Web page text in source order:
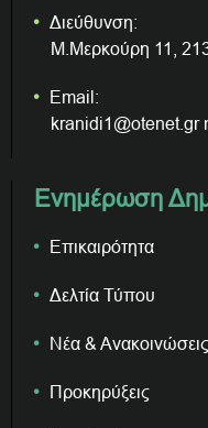
Διεύθυνση:
Μ.Μερκούρη 11,
Email:
kranidi1@otenet.gr
Ενημέρωση
Επικαιρότητα
Δελτία Τύπου
Νέα & Ανακοινώσεις
Προκηρύξεις